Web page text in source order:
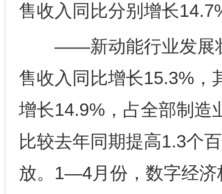
售收入同比分别增长
——新动能行业发展壮
售收入同比增长15.3%，
增长14.9%，占全部制造
比较去年同期提高1.3个
放。1—4月份，数字经济